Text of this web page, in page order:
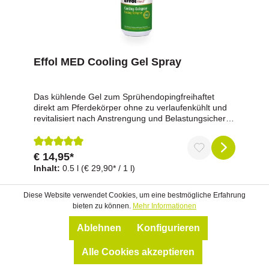
Effol MED Cooling Gel Spray
Das kühlende Gel zum Sprühendopingfreihaftet
direkt am Pferdekörper ohne zu verlaufenkühlt und
revitalisiert nach Anstrengung und Belastungsichere
StellenDas Effol med Cooling-Gelspray unterstützt
die Regeneration des Pferdes nach Anstrengung und
Belastung durch seine stark kühlende Wirkung. Die
innovative Rezeptur lässt das Gel sprühen und
zugleich am Pferd haften, ohne zu zerlaufen. So
können auch Insektenstiche und Stoßverletzungen
an schwer zugänglichen Stellen einfach und sicher
behandelt werden. Mindert den Juckreiz bei
Insektenstichen und lässt Stiche schneller
Spray auf beabspruchte Stellen wie Beine oder
Insektenstiche aus einer Entfernung von ca. 15-20
Durchschnittliche Bewertung von 5 von 5 Sternen
Inhalt: 0.5 l (€ 29,90* / 1 l)
€ 14,95*
Diese Website verwendet Cookies, um eine bestmögliche Erfahrung
bieten zu können. Mehr Informationen
Ablehnen Konfigurieren
Alle Cookies akzeptieren